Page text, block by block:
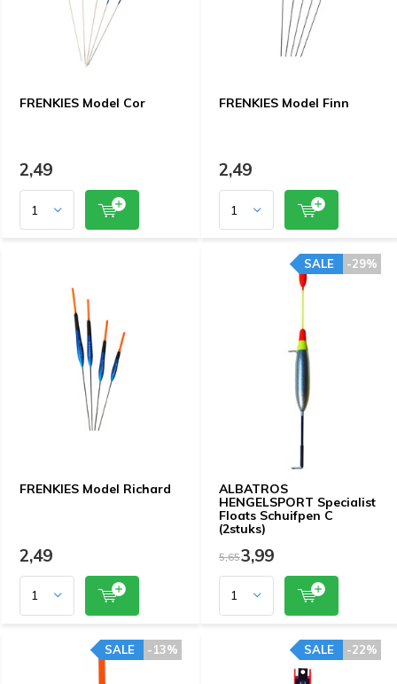
FRENKIES Model Cor
2,49
FRENKIES Model Finn
2,49
FRENKIES Model Richard
2,49
ALBATROS
HENGELSPORT Specialist
Floats Schuifpen C
(2stuks)
-29%
SALE
5,653,99
-13%
SALE -22%
SALE